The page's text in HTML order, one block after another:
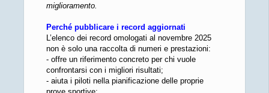
miglioramento.
Perché pubblicare i record aggiornati
L’elenco dei record omologati al novembre 2025
non è solo una raccolta di numeri e prestazioni:
- offre un riferimento concreto per chi vuole
confrontarsi con i migliori risultati;
- aiuta i piloti nella pianificazione delle proprie